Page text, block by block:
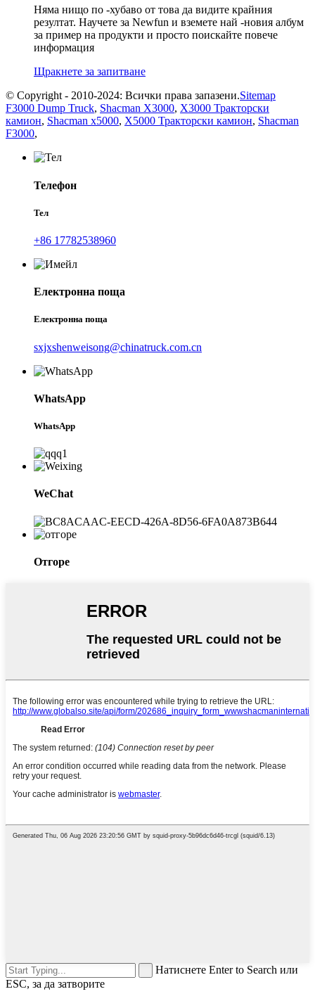
Няма нищо по -хубаво от това да видите крайния
резултат. Научете за Newfun и вземете най -новия албум
за пример на продукти и просто поискайте повече
информация
Щракнете за запитване
© Copyright - 2010-2024: Всички права запазени.Sitemap
F3000 Dump Truck, Shacman X3000, X3000 Тракторски
камион, Shacman x5000, X5000 Тракторски камион, Shacman
F3000,
Телефон
Тел
+86 17782538960
Електронна поща
Електронна поща
sxjxshenweisong@chinatruck.com.cn
WhatsApp
WhatsApp
WeChat
Отгоре
Натиснете Enter to Search или
ESC, за да затворите